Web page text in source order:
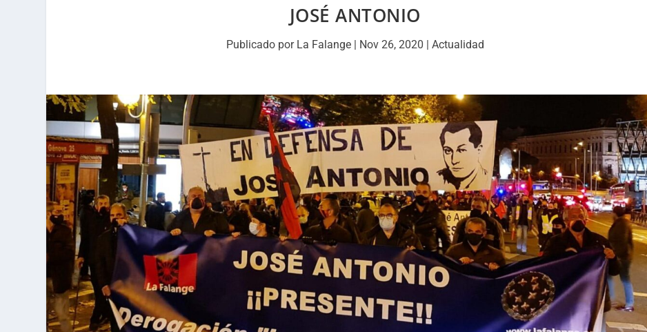
JOSÉ ANTONIO
Publicado por La Falange| Nov 26, 2020 | Actualidad